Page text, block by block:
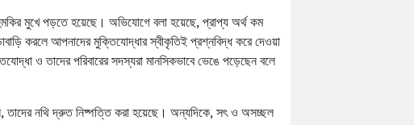
মুখে পড়তে হয়েছে। অভিযোগে বলা হয়েছে, প্রাপ্য অর্থ কম
করলে আপনাদের মুক্তিযোদ্ধার স্বীকৃতিই প্রশ্নবিদ্ধ করে দেওয়া
ও তাদের পরিবারের সদস্যরা মানসিকভাবে ভেঙে পড়েছেন বলে
তাদের নথি দ্রুত নিষ্পত্তি করা হয়েছে। অন্যদিকে, সৎ ও অসচ্ছল